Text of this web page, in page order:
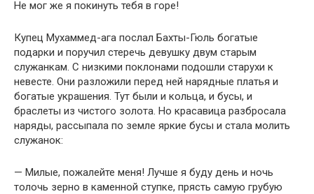
Не мог же я покинуть тебя в горе!
Купец Мухаммед-ага послал Бахты-Гюль богатые
подарки и поручил стеречь девушку двум старым
служанкам. С низкими поклонами подошли старухи к
невесте. Они разложили перед ней нарядные платья и
богатые украшения. Тут были и кольца, и бусы, и
браслеты из чистого золота. Но красавица разбросала
наряды, рассыпала по земле яркие бусы и стала молить
служанок:
— Милые, пожалейте меня! Лучше я буду день и ночь
толочь зерно в каменной ступке, прясть самую грубую